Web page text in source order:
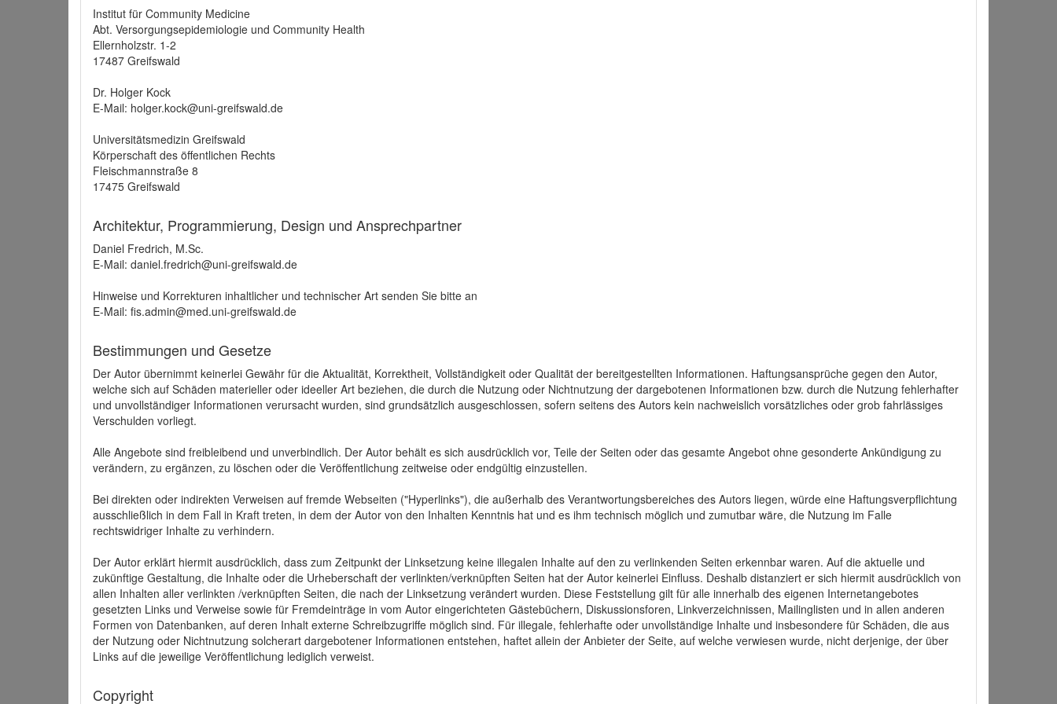
Institut für Community Medicine
Abt. Versorgungsepidemiologie und Community Health
Ellernholzstr. 1-2
17487 Greifswald
Dr. Holger Kock
E-Mail: holger.kock@uni-greifswald.de
Universitätsmedizin Greifswald
Körperschaft des öffentlichen Rechts
Fleischmannstraße 8
17475 Greifswald
Architektur, Programmierung, Design und Ansprechpartner
Daniel Fredrich, M.Sc.
E-Mail: daniel.fredrich@uni-greifswald.de
Hinweise und Korrekturen inhaltlicher und technischer Art senden Sie bitte an
E-Mail: fis.admin@med.uni-greifswald.de
Bestimmungen und Gesetze
Der Autor übernimmt keinerlei Gewähr für die Aktualität, Korrektheit, Vollständigkeit oder Qualität der bereitgestellten Informationen. Haftungsansprüche gegen den Autor,
welche sich auf Schäden materieller oder ideeller Art beziehen, die durch die Nutzung oder Nichtnutzung der dargebotenen Informationen bzw. durch die Nutzung fehlerhafter
und unvollständiger Informationen verursacht wurden, sind grundsätzlich ausgeschlossen, sofern seitens des Autors kein nachweislich vorsätzliches oder grob fahrlässiges
Verschulden vorliegt.
Alle Angebote sind freibleibend und unverbindlich. Der Autor behält es sich ausdrücklich vor, Teile der Seiten oder das gesamte Angebot ohne gesonderte Ankündigung zu
verändern, zu ergänzen, zu löschen oder die Veröffentlichung zeitweise oder endgültig einzustellen.
Bei direkten oder indirekten Verweisen auf fremde Webseiten ("Hyperlinks"), die außerhalb des Verantwortungsbereiches des Autors liegen, würde eine Haftungsverpflichtung
ausschließlich in dem Fall in Kraft treten, in dem der Autor von den Inhalten Kenntnis hat und es ihm technisch möglich und zumutbar wäre, die Nutzung im Falle
rechtswidriger Inhalte zu verhindern.
Der Autor erklärt hiermit ausdrücklich, dass zum Zeitpunkt der Linksetzung keine illegalen Inhalte auf den zu verlinkenden Seiten erkennbar waren. Auf die aktuelle und
zukünftige Gestaltung, die Inhalte oder die Urheberschaft der verlinkten/verknüpften Seiten hat der Autor keinerlei Einfluss. Deshalb distanziert er sich hiermit ausdrücklich von
allen Inhalten aller verlinkten /verknüpften Seiten, die nach der Linksetzung verändert wurden. Diese Feststellung gilt für alle innerhalb des eigenen Internetangebotes
gesetzten Links und Verweise sowie für Fremdeinträge in vom Autor eingerichteten Gästebüchern, Diskussionsforen, Linkverzeichnissen, Mailinglisten und in allen anderen
Formen von Datenbanken, auf deren Inhalt externe Schreibzugriffe möglich sind. Für illegale, fehlerhafte oder unvollständige Inhalte und insbesondere für Schäden, die aus
der Nutzung oder Nichtnutzung solcherart dargebotener Informationen entstehen, haftet allein der Anbieter der Seite, auf welche verwiesen wurde, nicht derjenige, der über
Links auf die jeweilige Veröffentlichung lediglich verweist.
Copyright